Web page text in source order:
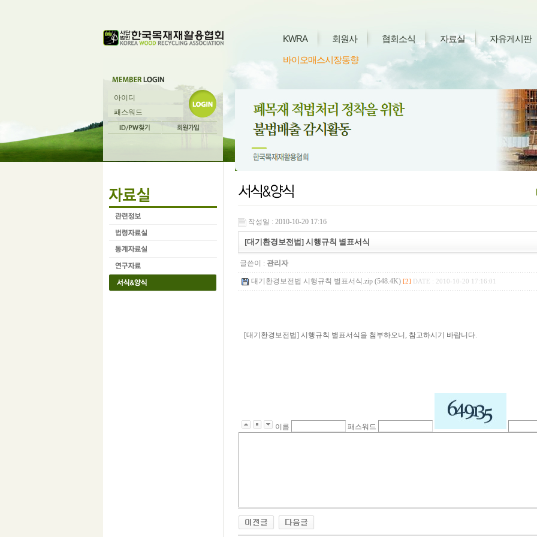
KWRA 회원사 협회소식 자료실 자유게시판
바이오매스시장동향
작성일 : 2010-10-20 17:16
[대기환경보전법] 시행규칙 별표서식
글쓴이 : 관리자
대기환경보전법 시행규칙 별표서식.zip (548.4K) [2] DATE : 2010-10-20 17:16:01
[대기환경보전법] 시행규칙 별표서식을 첨부하오니, 참고하시기 바랍니다.
이름 패스워드